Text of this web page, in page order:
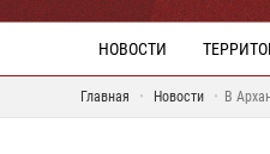
НОВОСТИ
Главная Новости В